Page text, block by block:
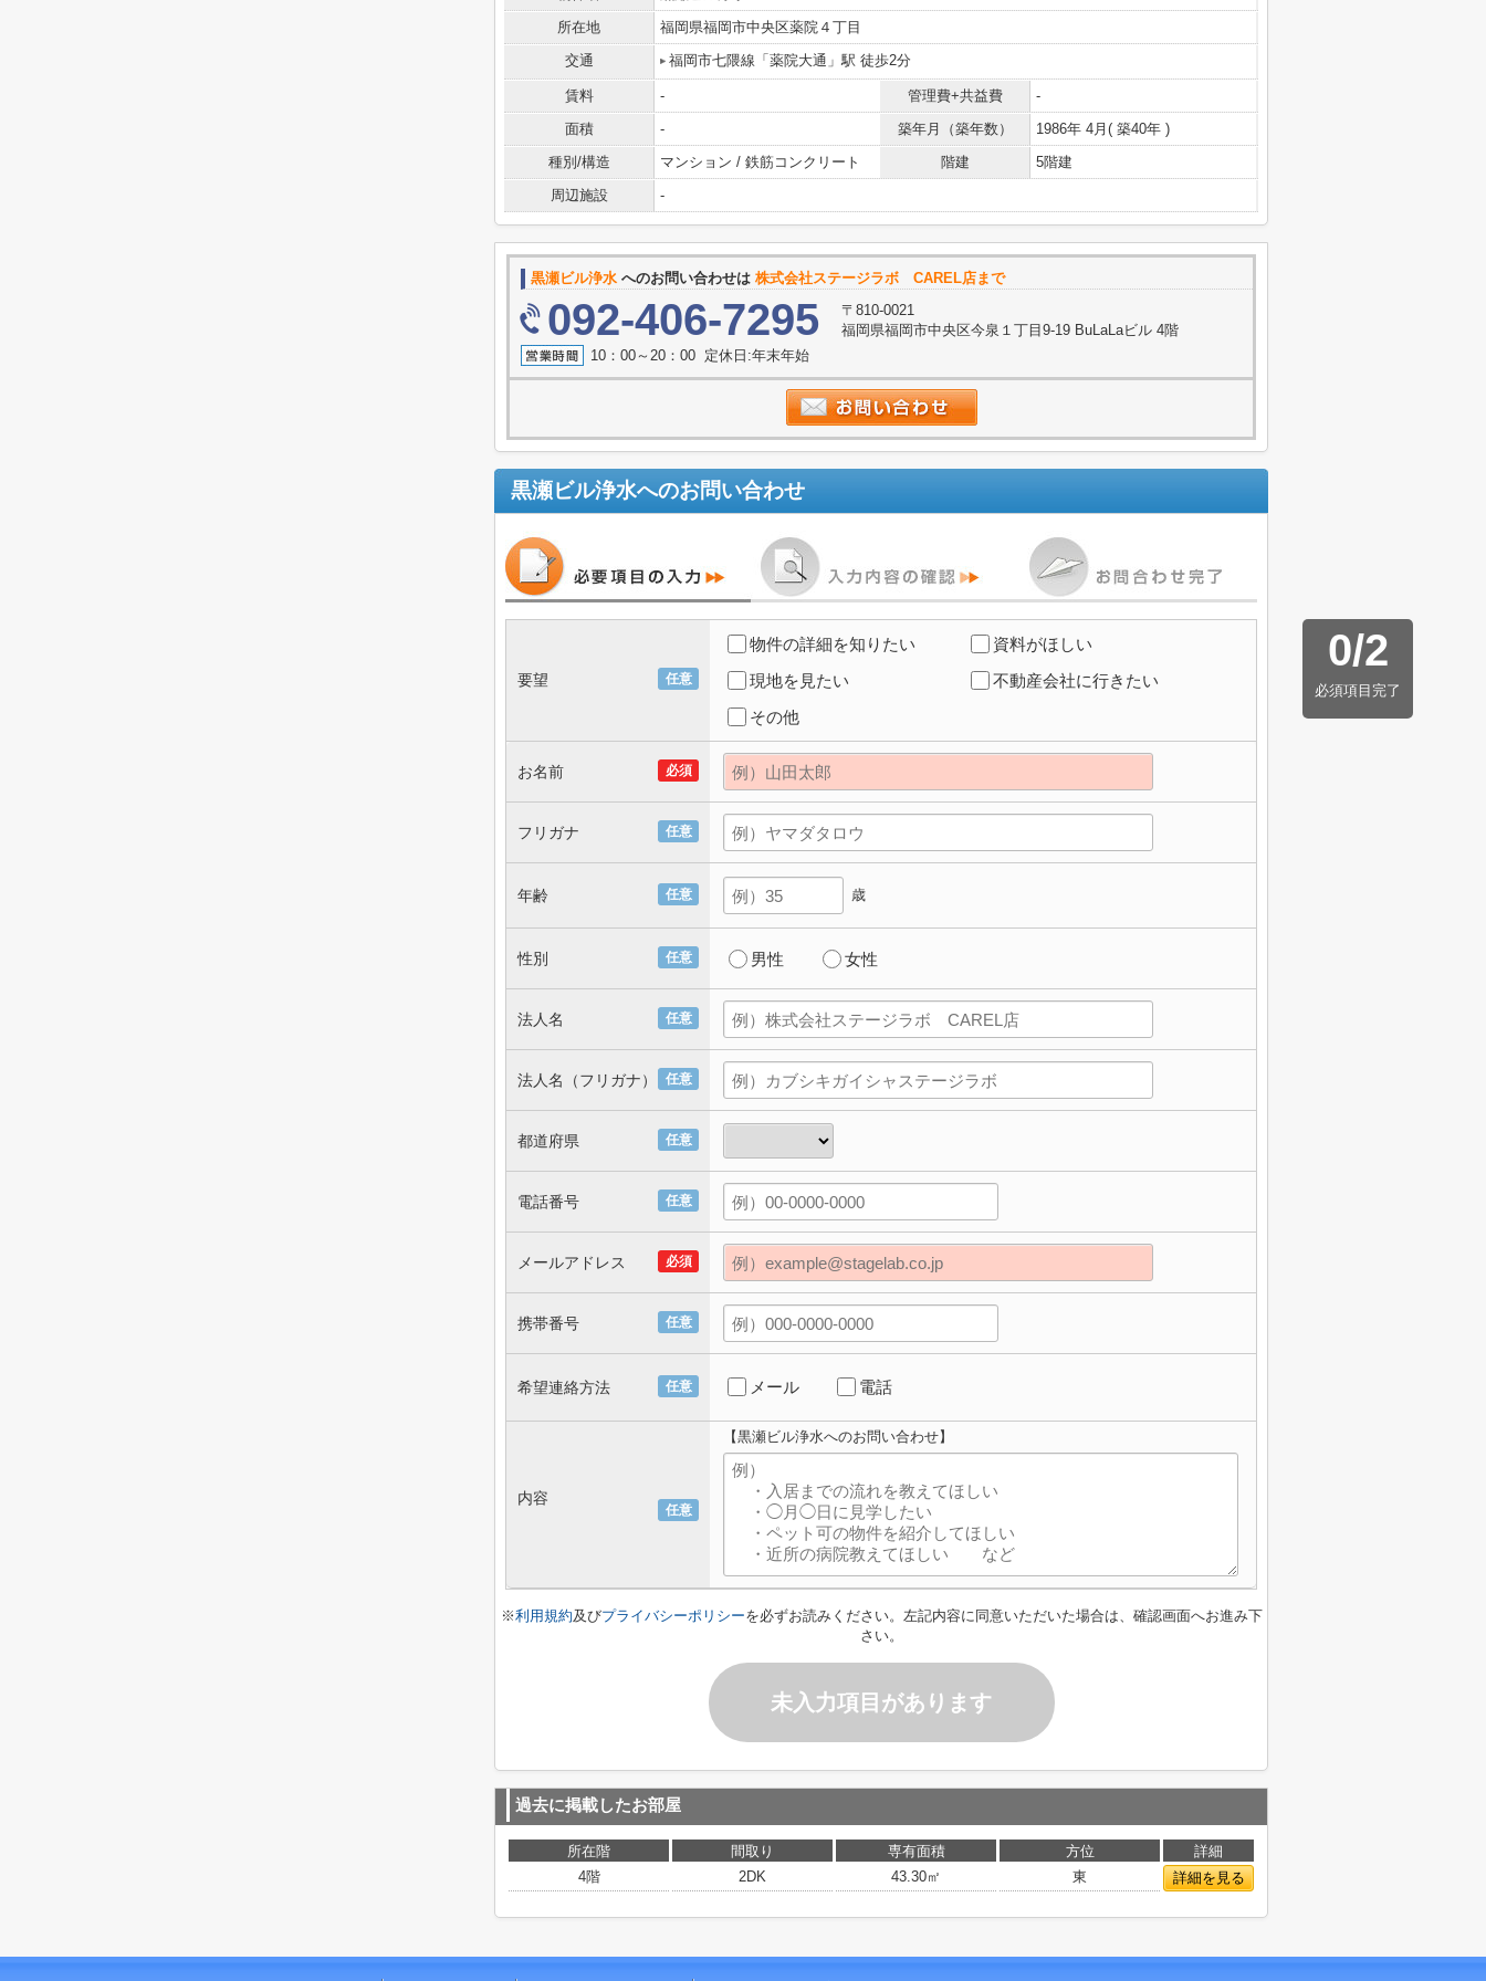
所在地
福岡県福岡市中央区薬院４丁目
交通
福岡市七隈線「薬院大通」駅 徒歩2分
賃料 - 管理費+共益費
-
面積
- 築年月（築年数）
1986年 4月( 築40年 )
種別/構造
マンション / 鉄筋コンクリート 階建
5階建
周辺施設
-
黒瀬ビル浄水 へのお問い合わせは 株式会社ステージラボ CAREL店まで
092-406-7295
〒810-0021
福岡県福岡市中央区今泉１丁目9-19 BuLaLaビル 4階
10：00～20：00 定休日:年末年始
黒瀬ビル浄水へのお問い合わせ
0/2
必須項目完了
任意
要望
物件の詳細を知りたい
資料がほしい
現地を見たい
不動産会社に行きたい
その他
必須
お名前
任意
フリガナ
任意
年齢 歳
任意
性別 男性 女性
任意
法人名
任意
法人名（フリガナ）
任意
都道府県
任意
電話番号
必須
メールアドレス
任意
携帯番号
任意
希望連絡方法 メール 電話
任意
内容
【黒瀬ビル浄水へのお問い合わせ】
※利用規約及びプライバシーポリシーを必ずお読みください。左記内容に同意いただいた場合は、確認画面へお進み下
さい。
未入力項目があります
過去に掲載したお部屋
所在階 間取り 専有面積 方位
詳細
4階
2DK 43.30㎡ 東 詳細を見る